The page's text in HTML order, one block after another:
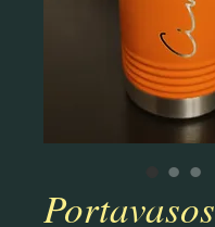
Portavasos